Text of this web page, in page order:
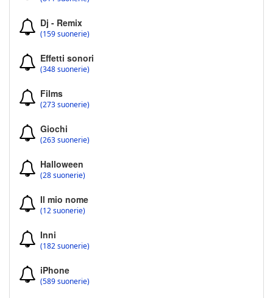
Dj - Remix
(159 suonerie)
Effetti sonori
(348 suonerie)
Films
(273 suonerie)
Giochi
(263 suonerie)
Halloween
(28 suonerie)
Il mio nome
(12 suonerie)
Inni
(182 suonerie)
iPhone
(589 suonerie)